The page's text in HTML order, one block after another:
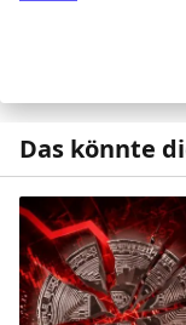
Das könnte